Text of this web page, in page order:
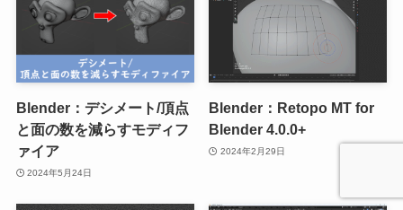
Blender：デシメート/頂点
と面の数を減らすモディフ
ァイア
2024年5月24日
Blender：Retopo MT for
Blender 4.0.0+
2024年2月29日